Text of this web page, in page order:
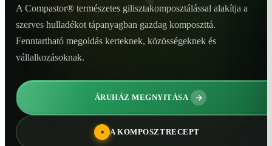
A Compastor® természetes gilisztakomposztálással alakítja a
szerves hulladékot tápanyagban gazdag komposzttá.
Fenntartható megoldás kerteknek, közösségeknek és
vállalkozásoknak.
ÁRUHÁZ MEGNYITÁSA
A KOMPOSZTRECEPT